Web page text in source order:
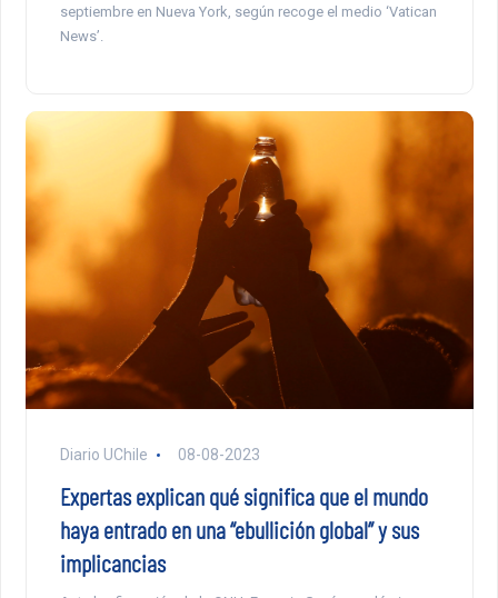
septiembre en Nueva York, según recoge el medio ‘Vatican
News’.
Diario UChile 08-08-2023
Expertas explican qué significa que el mundo
haya entrado en una “ebullición global” y sus
implicancias